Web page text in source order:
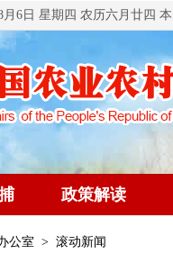
月6日 星期四 农历六月廿四
政策解读
公室 > 滚动新闻